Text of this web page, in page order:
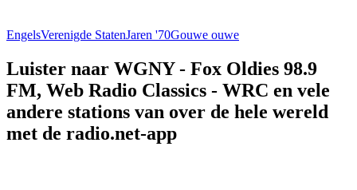
EngelsVerenigde StatenJaren '70Gouwe ouwe
Luister naar WGNY - Fox Oldies 98.9
FM, Web Radio Classics - WRC en vele
andere stations van over de hele wereld
met de radio.net-app